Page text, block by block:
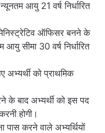
आयु 21 वर्ष निर्धारित
ऑफिसर बनने के
सीमा 30 वर्ष निर्धारित
अभ्यर्थी को प्राथमिक
के बाद अभ्यर्थी को इस पद
होगी।
पास करने वाले अभ्यर्थियों